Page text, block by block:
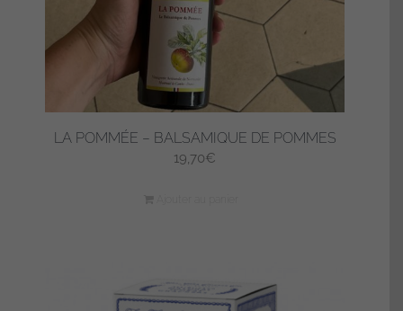
LA POMMÉE – BALSAMIQUE DE POMMES
19,70€